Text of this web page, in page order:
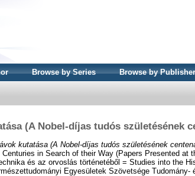
Browse by Series Browse by Publisher
(A Nobel-díjas tudós születésének
kutatása (A Nobel-díjas tudós születésének
in Search of their Way (Papers Presented at
és az orvoslás történetéből = Studies into the
Egyesületek Szövetsége Tudomány-